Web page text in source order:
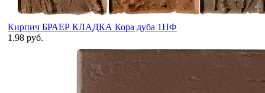
Кирпич БРАЕР КЛАДКА Кора дуба 1НФ
1.98 руб.